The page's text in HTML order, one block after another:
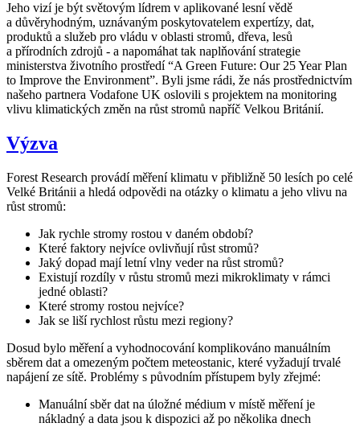
Jeho vizí je být světovým lídrem v aplikované lesní vědě
a důvěryhodným, uznávaným poskytovatelem expertízy, dat,
produktů a služeb pro vládu v oblasti stromů, dřeva, lesů
a přírodních zdrojů - a napomáhat tak naplňování strategie
ministerstva životního prostředí “A Green Future: Our 25 Year Plan
to Improve the Environment”. Byli jsme rádi, že nás prostřednictvím
našeho partnera Vodafone UK oslovili s projektem na monitoring
vlivu klimatických změn na růst stromů napříč Velkou Británií.
Výzva
Forest Research provádí měření klimatu v přibližně 50 lesích po celé
Velké Británii a hledá odpovědi na otázky o klimatu a jeho vlivu na
růst stromů:
Jak rychle stromy rostou v daném období?
Které faktory nejvíce ovlivňují růst stromů?
Jaký dopad mají letní vlny veder na růst stromů?
Existují rozdíly v růstu stromů mezi mikroklimaty v rámci
jedné oblasti?
Které stromy rostou nejvíce?
Jak se liší rychlost růstu mezi regiony?
Dosud bylo měření a vyhodnocování komplikováno manuálním
sběrem dat a omezeným počtem meteostanic, které vyžadují trvalé
napájení ze sítě. Problémy s původním přístupem byly zřejmé:
Manuální sběr dat na úložné médium v místě měření je
nákladný a data jsou k dispozici až po několika dnech